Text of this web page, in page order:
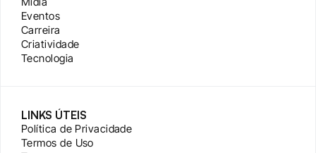
Eventos
Carreira
Criatividade
Tecnologia
LINKS ÚTEIS
Política de Privacidade
Termos de Uso